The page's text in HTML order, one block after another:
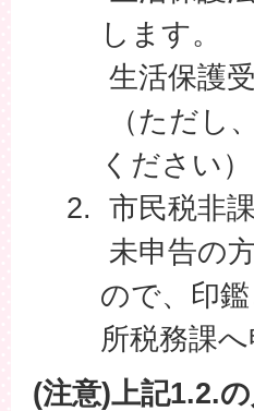
します。
生活保護
（ただし
ください）
市民税非
未申告の
ので、印
所税務課へ
(注意)上記1.2.